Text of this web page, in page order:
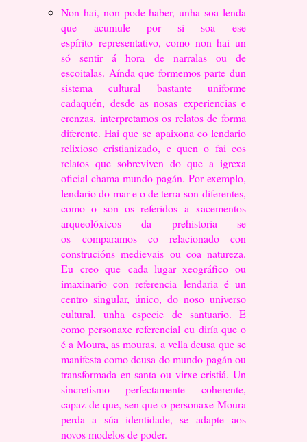
Non hai, non pode haber, unha soa lenda
que acumule por si soa ese
espírito representativo, como non hai un
só sentir á hora de narralas ou de
escoitalas. Aínda queformemos parte dun
sistema cultural bastante uniforme
cadaquén, desde as nosas experiencias e
crenzas, interpretamos os relatos de forma
diferente. Hai que se apaixona co lendario
relixioso cristianizado, e quen o fai cos
relatos que sobreviven doque a igrexa
oficial chama mundo pagán. Por exemplo,
lendario do mar e o de terra son diferentes,
como o son os referidos a xacementos
arqueolóxicos da prehistoria se
oscomparamos co relacionado con
construcións medievais ou coa natureza.
Eu creo que cada lugar xeográfico ou
imaxinario con referencia lendaria é un
centro singular, único,do noso universo
cultural, unha especie de santuario. E
como personaxe referencial eu diría que o
é a Moura, as mouras, a vella deusa que se
manifesta como deusa do mundo pagán ou
transformada en santa ou virxe cristiá. Un
sincretismo perfectamente coherente,
capaz de que, sen que o personaxe Moura
perda a súa identidade, se adapte aos
novos modelos de poder.